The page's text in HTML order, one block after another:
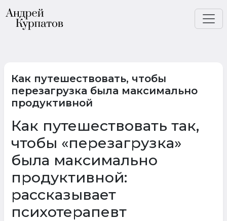
Как путешествовать, чтобы
перезагрузка была максимально
продуктивной
Как путешествовать так,
чтобы «перезагрузка»
была максимально
продуктивной:
рассказывает
психотерапевт